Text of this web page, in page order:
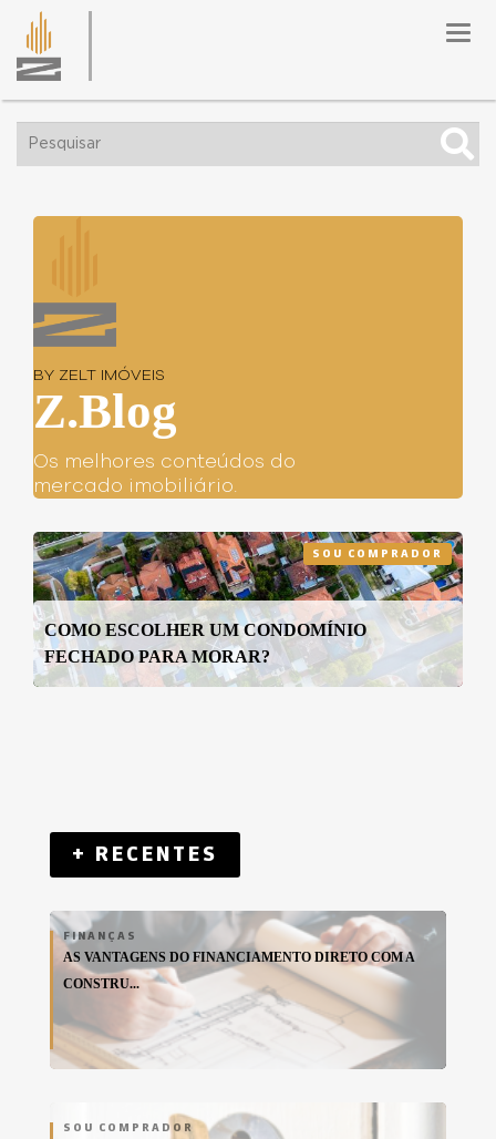
BY ZELT IMÓVEIS
Z.Blog
Os melhores conteúdos do
mercado imobiliário.
SOU COMPRADOR
COMO ESCOLHER UM CONDOMÍNIO
FECHADO PARA MORAR?
+ RECENTES
FINANÇAS
AS VANTAGENS DO FINANCIAMENTO DIRETO COM A
CONSTRU...
SOU COMPRADOR